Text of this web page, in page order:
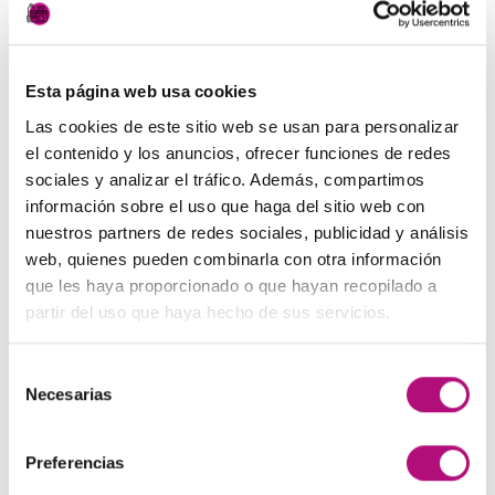
Esta página web usa cookies
Las cookies de este sitio web se usan para personalizar
el contenido y los anuncios, ofrecer funciones de redes
sociales y analizar el tráfico. Además, compartimos
información sobre el uso que haga del sitio web con
nuestros partners de redes sociales, publicidad y análisis
web, quienes pueden combinarla con otra información
que les haya proporcionado o que hayan recopilado a
partir del uso que haya hecho de sus servicios.
Necesarias
Preferencias
Concentrée de Medavita.
Añadir
a la
deseos
PELUQUERÍA
Añadir
a la
lista de
deseos
PELUQUERÍA
Loción Luxviva Medavita
AÑADIR AL CARRITO